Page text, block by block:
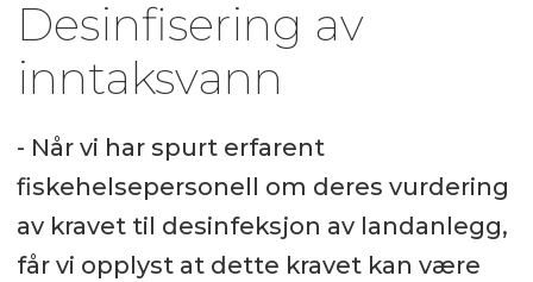
Desinfisering av
inntaksvann
- Når vi har spurt erfarent
fiskehelsepersonell om deres vurdering
av kravet til desinfeksjon av landanlegg,
får vi opplyst at dette kravet kan være